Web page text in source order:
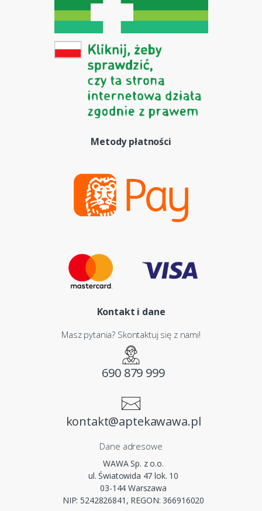
Metody płatności
Kontakt i dane
Masz pytania? Skontaktuj się z nami!
690 879 999
kontakt@aptekawawa.pl
Dane adresowe
WAWA Sp. z o.o.
ul. Światowida 47 lok. 10
03-144 Warszawa
NIP: 5242826841, REGON: 366916020